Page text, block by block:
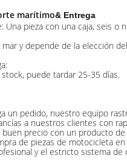
marítimo& Entrega
Una pieza con una caja, seis
mar y depende de la elección
puede tardar 25-35 días.
un pedido, nuestro equipo
a nuestros clientes con
precio con un producto de
de piezas de motocicleta
y el estricto sistema